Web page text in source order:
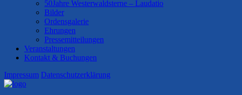
50Jahre Westerwaldsterne – Laudatio
Bilder
Ordensgalerie
Ehrungen
Pressemitteilungen
Veranstaltungen
Kontakt & Buchungen
Impressum Datenschutzerklärung